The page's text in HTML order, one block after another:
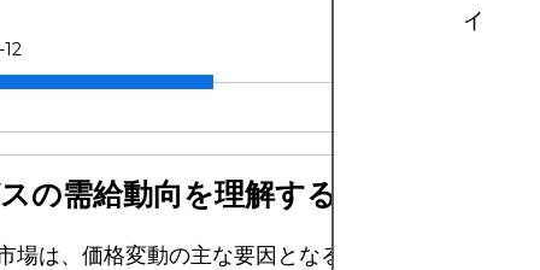
ィ
の需給動向を理解する
場は、価格変動の主な要因となる需給ファンダメン